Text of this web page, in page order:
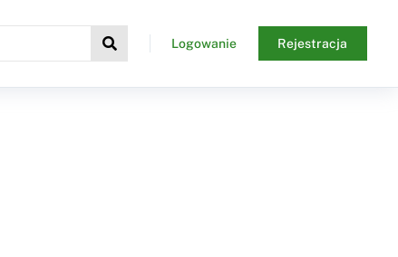
Logowanie Rejestracja